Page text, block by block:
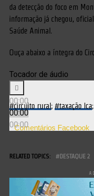
da detecção do foco em
informação já chegou,
Saúde Animal.
Ouça abaixo a íntegra do
Tocador de áudio
00:00
00:00
00:00
#circuito rural ; #taxação lca;
Comentários Facebook
RELATED TOPICS: DESTAQUE 2